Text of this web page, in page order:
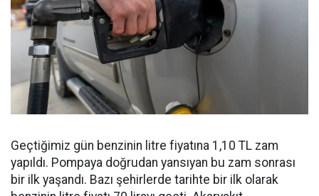
Geçtiğimiz gün benzinin litre fiyatına 1,10 TL zam
yapıldı. Pompaya doğrudan yansıyan bu zam sonrası
bir ilk yaşandı. Bazı şehirlerde tarihte bir ilk olarak